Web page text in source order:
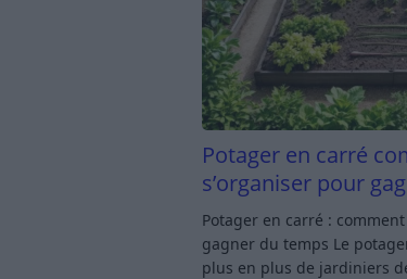
Potager en carré
s’organiser pour
Potager en carré :
gagner du temps Le
plus en plus de jardiniers